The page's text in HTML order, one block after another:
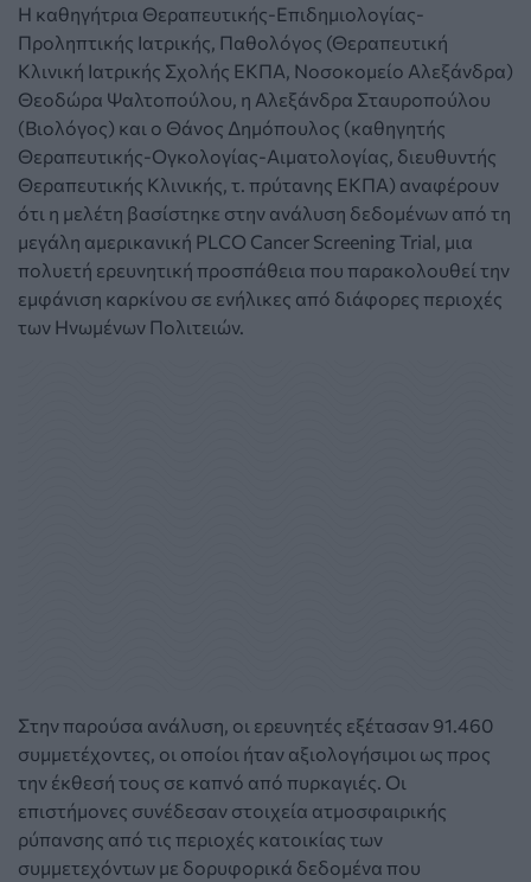
Η καθηγήτρια Θεραπευτικής-Επιδημιολογίας-
Προληπτικής Ιατρικής, Παθολόγος (Θεραπευτική
Κλινική Ιατρικής Σχολής ΕΚΠΑ, Νοσοκομείο Αλεξάνδρα)
Θεοδώρα Ψαλτοπούλου, η Αλεξάνδρα Σταυροπούλου
(Βιολόγος) και ο Θάνος Δημόπουλος (καθηγητής
Θεραπευτικής-Ογκολογίας-Αιματολογίας, διευθυντής
Θεραπευτικής Κλινικής, τ. πρύτανης ΕΚΠΑ) αναφέρουν
ότι η μελέτη βασίστηκε στην ανάλυση δεδομένων από τη
μεγάλη αμερικανική PLCO Cancer Screening Trial, μια
πολυετή ερευνητική προσπάθεια που παρακολουθεί την
εμφάνιση καρκίνου σε ενήλικες από διάφορες περιοχές
των Ηνωμένων Πολιτειών.
Στην παρούσα ανάλυση, οι ερευνητές εξέτασαν 91.460
συμμετέχοντες, οι οποίοι ήταν αξιολογήσιμοι ως προς
την έκθεσή τους σε καπνό από πυρκαγιές. Οι
επιστήμονες συνέδεσαν στοιχεία ατμοσφαιρικής
ρύπανσης από τις περιοχές κατοικίας των
συμμετεχόντων με δορυφορικά δεδομένα που